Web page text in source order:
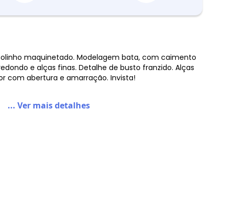
maquinetado. Modelagem bata, com caimento
e alças finas. Detalhe de busto franzido. Alças
com abertura e amarração. Invista!
... Ver mais detalhes